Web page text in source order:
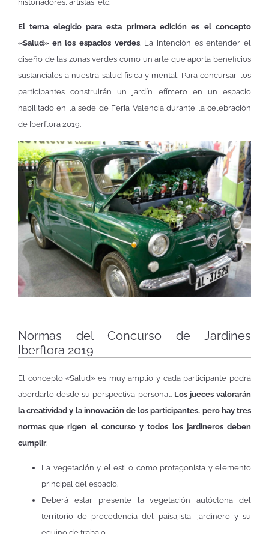
historiadores, artistas, etc.
El tema elegido para esta primera edición es el concepto
«Salud» en los espacios verdes. La intención es entender el
diseño de las zonas verdes como un arte que aporta beneficios
sustanciales a nuestra salud física y mental. Para concursar, los
participantes construirán un jardín efímero en un espacio
habilitado en la sede de Feria Valencia durante la celebración
de Iberflora 2019.
Normas del Concurso de Jardines
Iberflora 2019
El concepto «Salud» es muy amplio y cada participante podrá
abordarlo desde su perspectiva personal. Los jueces valorarán
la creatividad y la innovación de los participantes, pero hay tres
normas que rigen el concurso y todos los jardineros deben
cumplir:
La vegetación y el estilo como protagonista y elemento
principal del espacio.
Deberá estar presente la vegetación autóctona del
territorio de procedencia del paisajista, jardinero y su